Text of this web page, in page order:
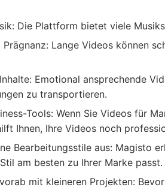
: Die Plattform bietet viele
Prägnanz: Lange Videos können
: Emotional ansprechende
zu transportieren.
Tools: Wenn Sie Videos für
Ihnen, Ihre Videos noch
Bearbeitungsstile aus: Magisto
am besten zu Ihrer Marke passt.
mit kleineren Projekten: